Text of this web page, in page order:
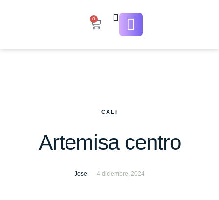
0
CALI
Artemisa centro
Jose 4 diciembre, 2024